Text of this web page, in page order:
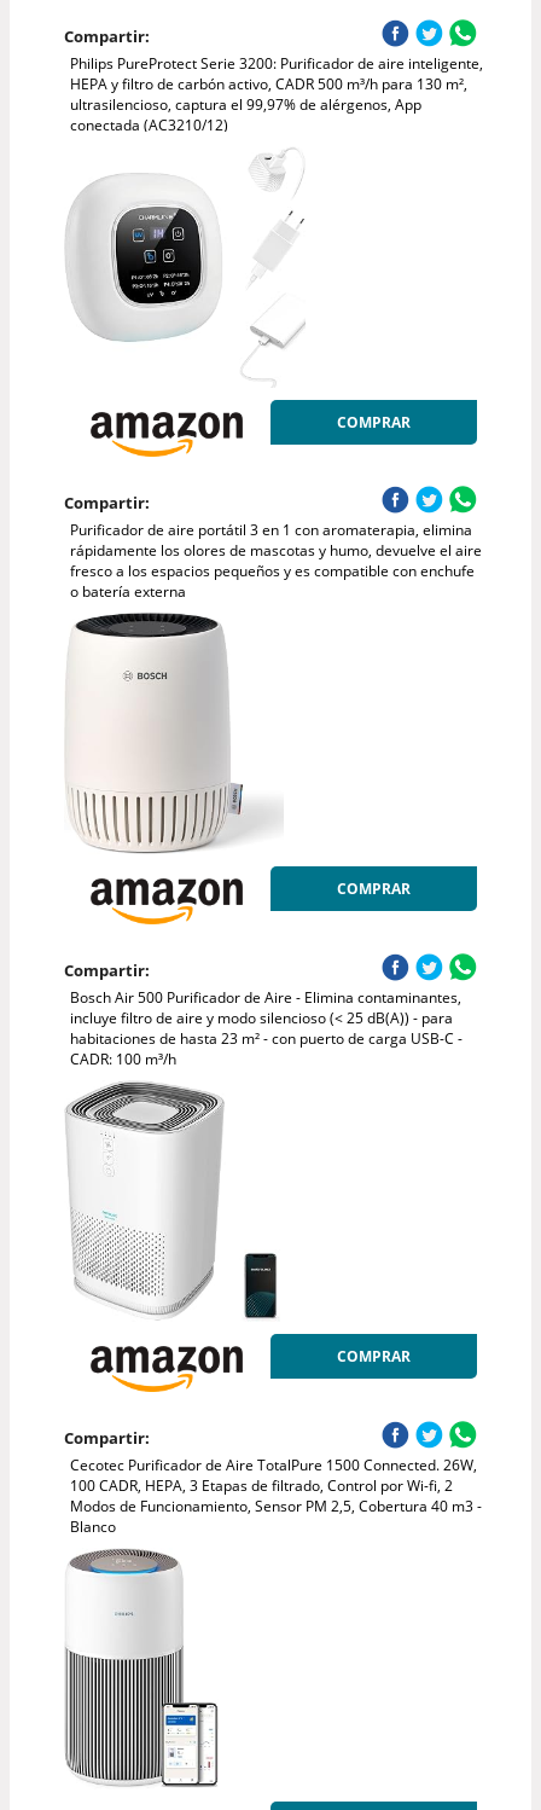
Compartir:
Philips PureProtect Serie 3200: Purificador de aire inteligente,
HEPA y filtro de carbón activo, CADR 500 m³/h para 130 m²,
ultrasilencioso, captura el 99,97% de alérgenos, App
conectada (AC3210/12)
COMPRAR
Compartir:
Purificador de aire portátil 3 en 1 con aromaterapia, elimina
rápidamente los olores de mascotas y humo, devuelve el aire
fresco a los espacios pequeños y es compatible con enchufe
o batería externa
COMPRAR
Compartir:
Bosch Air 500 Purificador de Aire - Elimina contaminantes,
incluye filtro de aire y modo silencioso (< 25 dB(A)) - para
habitaciones de hasta 23 m² - con puerto de carga USB-C -
CADR: 100 m³/h
COMPRAR
Compartir:
Cecotec Purificador de Aire TotalPure 1500 Connected. 26W,
100 CADR, HEPA, 3 Etapas de filtrado, Control por Wi-fi, 2
Modos de Funcionamiento, Sensor PM 2,5, Cobertura 40 m3 -
Blanco